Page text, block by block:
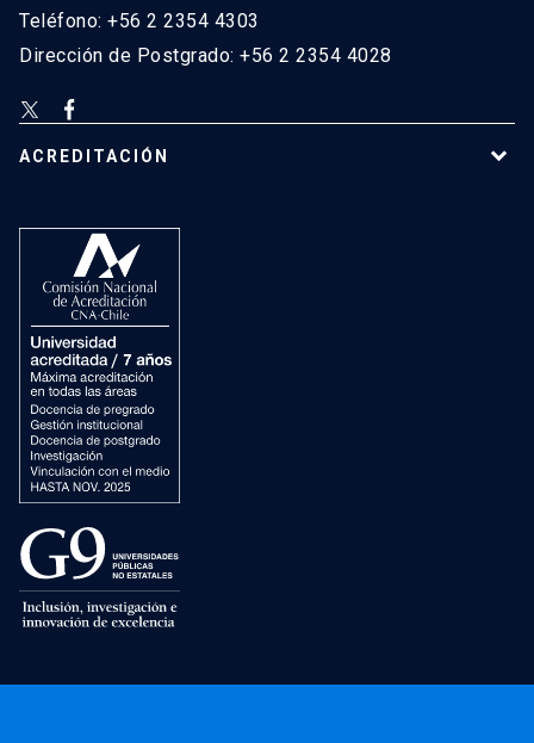
Teléfono: +56 2 2354 4303
Dirección de Postgrado: +56 2 2354 4028
ACREDITACIÓN